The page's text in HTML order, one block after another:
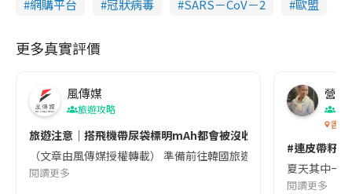
網購平台
冠狀病毒 SARS－CoV－2 歐盟
更多真實評價
風傳媒
旅遊攻略
旅遊注意｜搭飛機帶尿袋標明mAh都會被沒收😱出發前切記檢查
（文章由風傳媒授權轉載） 準備前往韓國旅遊的民眾，近期要
閱讀更多
營養
香港
#連皮帶籽
夏天其中一
閱讀更多